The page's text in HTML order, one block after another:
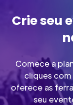
Crie seu
Comece a
cliques
oferece as
seu